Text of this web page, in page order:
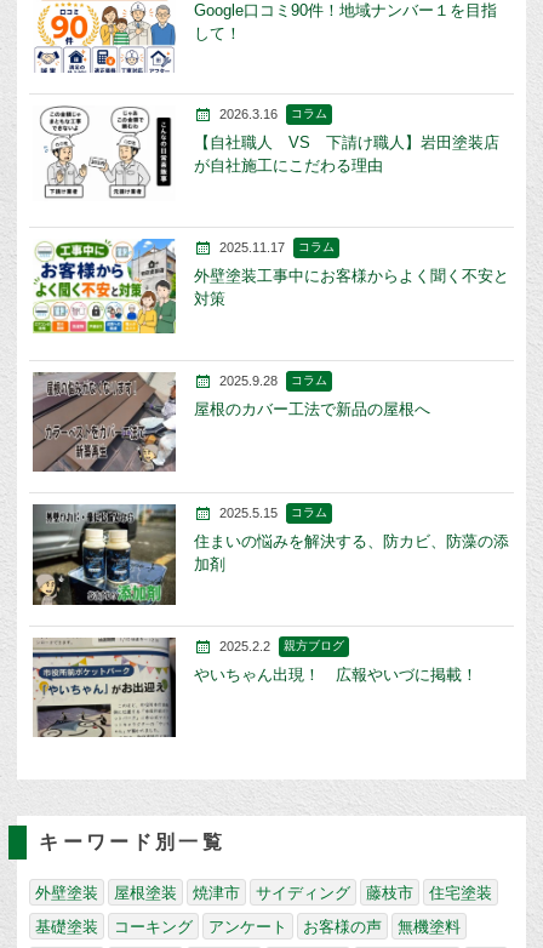
Google口コミ90件！地域ナンバー１を目指
して！
2026.3.16 コラム
【自社職人 VS 下請け職人】岩田塗装店
が自社施工にこだわる理由
2025.11.17 コラム
外壁塗装工事中にお客様からよく聞く不安と
対策
2025.9.28 コラム
屋根のカバー工法で新品の屋根へ
2025.5.15 コラム
住まいの悩みを解決する、防カビ、防藻の添
加剤
2025.2.2 親方ブログ
やいちゃん出現！ 広報やいづに掲載！
キーワード別一覧
外壁塗装 屋根塗装 焼津市 サイディング 藤枝市
住宅塗装
基礎塗装
コーキング アンケート お客様の声
無機塗料